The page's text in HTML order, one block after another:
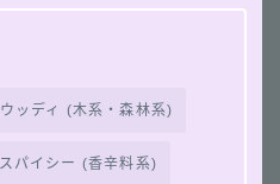
ウッディ (木系・森林系)
スパイシー (香辛料系)